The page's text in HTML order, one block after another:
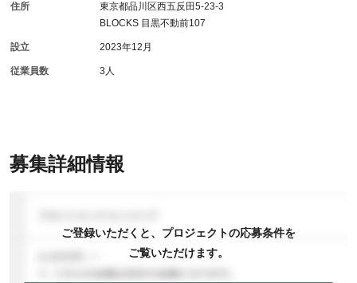
募集詳細情報
ご登録いただくと、プロジェクトの応募条件を
ご覧いただけます。
住所
東京都品川区西五反田5-23-3
BLOCKS 目黒不動前107
設立 2023年12月
従業員数 3人